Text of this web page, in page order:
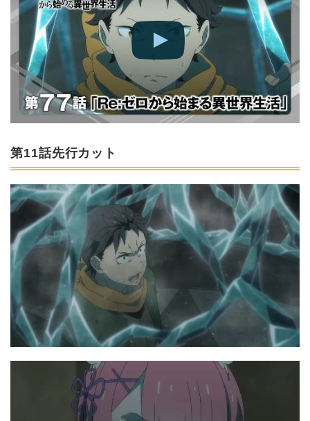
第11話先行カット